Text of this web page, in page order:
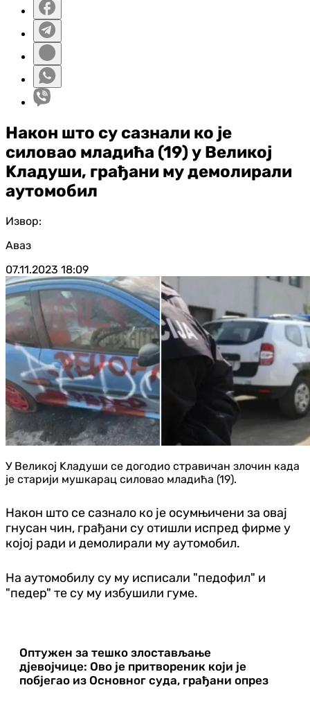
Након што су сазнали ко је
силовао младића (19) у Великој
Kладуши, грађани му демолирали
аутомобил
Извор:
Аваз
07.11.2023 18:09
У Великој Kладуши се догодио стравичан злочин када
је старији мушкарац силовао младића (19).
Након што се сазнало ко је осумњичени за овај
гнусан чин, грађани су отишли испред фирме у
којој ради и демолирали му аутомобил.
На аутомобилу су му исписали "педофил" и
"педер" те су му избушили гуме.
Оптужен за тешко злостављање
дјевојчице: Ово је притвореник који је
побјегао из Основног суда, грађани опрез